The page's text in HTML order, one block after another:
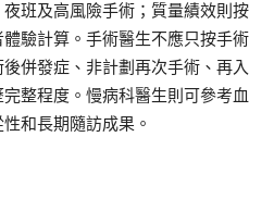
班及高風險手術；質量績效則按
驗計算。手術醫生不應只按手術
併發症、非計劃再次手術、再入
整程度。慢病科醫生則可參考血
和長期隨訪成果。